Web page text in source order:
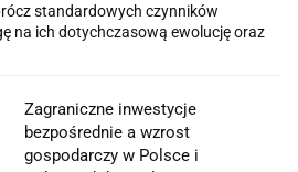
standardowych czynników
na ich dotychczasową ewolucję oraz
Zagraniczne inwestycje
bezpośrednie a wzrost
gospodarczy w Polsce i